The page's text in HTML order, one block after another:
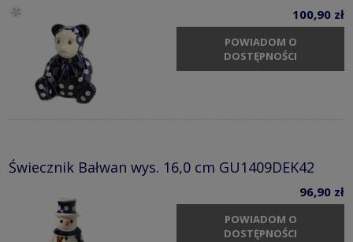
100,90 zł
POWIADOM O
DOSTĘPNOŚCI
Świecznik Bałwan wys. 16,0 cm GU1409DEK42
96,90 zł
POWIADOM O
DOSTĘPNOŚCI